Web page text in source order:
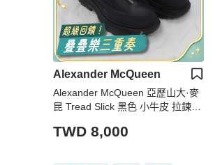
Alexander McQueen
Alexander McQueen 亞歷山大·麥
昆 Tread Slick 黑色 小牛皮 拉鍊式
TWD 8,000